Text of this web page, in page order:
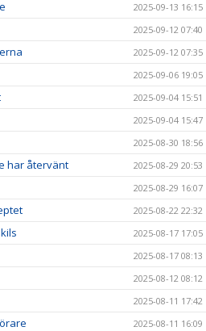
2025-09-13 16:15
2025-09-12 07:40
2025-09-12 07:35
2025-09-06 19:05
2025-09-04 15:51
2025-09-04 15:47
2025-08-30 18:56
har återvänt 2025-08-29 20:53
2025-08-29 16:07
2025-08-22 22:32
2025-08-17 17:05
2025-08-17 08:13
2025-08-12 08:12
2025-08-11 17:42
2025-08-11 16:09